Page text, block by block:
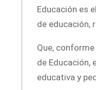
Educación es
de educación,
Que,
de Educación,
educativa y